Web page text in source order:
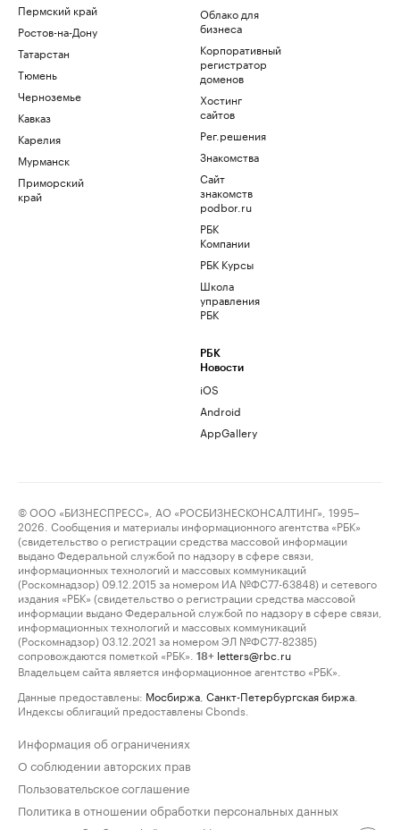
Пермский край
Ростов-на-Дону
Татарстан
Тюмень
Черноземье
Кавказ
Карелия
Мурманск
Приморский
край
Облако для
бизнеса
Корпоративный
регистратор
доменов
Хостинг
сайтов
Рег.решения
Знакомства
Сайт
знакомств
podbor.ru
РБК
Компании
РБК Курсы
Школа
управления
РБК
РБК
Новости
iOS
Android
AppGallery
© ООО «БИЗНЕСПРЕСС», АО «РОСБИЗНЕСКОНСАЛТИНГ», 1995–
2026. Сообщения и материалы информационного агентства «РБК»
(свидетельство о регистрации средства массовой информации
выдано Федеральной службой по надзору в сфере связи,
информационных технологий и массовых коммуникаций
(Роскомнадзор) 09.12.2015 за номером ИА №ФС77-63848) и сетевого
издания «РБК» (свидетельство о регистрации средства массовой
информации выдано Федеральной службой по надзору в сфере связи,
информационных технологий и массовых коммуникаций
(Роскомнадзор) 03.12.2021 за номером ЭЛ №ФС77-82385)
сопровождаются пометкой «РБК».
18+ letters@rbc.ru
Владельцем сайта является информационное агентство «РБК».
Данные предоставлены: Мосбиржа Санкт-Петербургская биржа
Индексы облигаций предоставлены Cbonds.
Информация об ограничениях
О соблюдении авторских прав
Пользовательское соглашение
Политика в отношении обработки персональных данных